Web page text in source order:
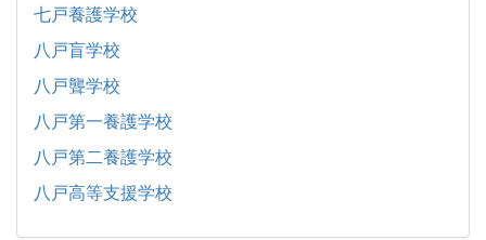
七戸養護学校
八戸盲学校
八戸聾学校
八戸第一養護学校
八戸第二養護学校
八戸高等支援学校